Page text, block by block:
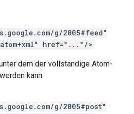
g/2005#feed"
href="..."/>
dem der vollständige Atom-
kann.
g/2005#post"